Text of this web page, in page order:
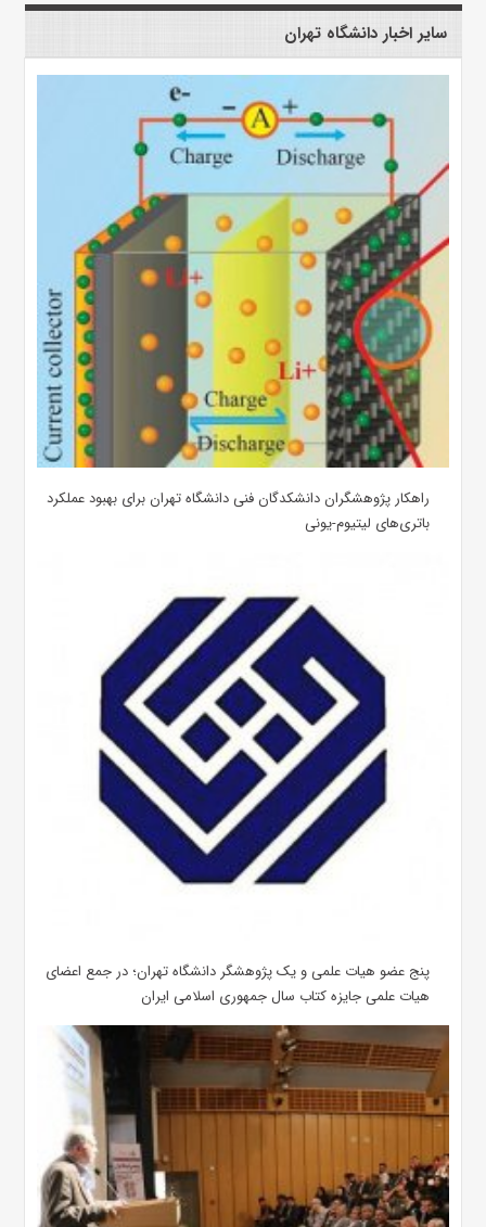
سایر اخبار دانشگاه تهران
راهکار پژوهشگران دانشکدگان فنی دانشگاه تهران برای بهبود عملکرد
باتری‌های لیتیوم-یونی
پنج عضو هیات علمی و یک پژوهشگر دانشگاه تهران؛ در جمع اعضای
هیات علمی جایزه کتاب سال جمهوری اسلامی ایران